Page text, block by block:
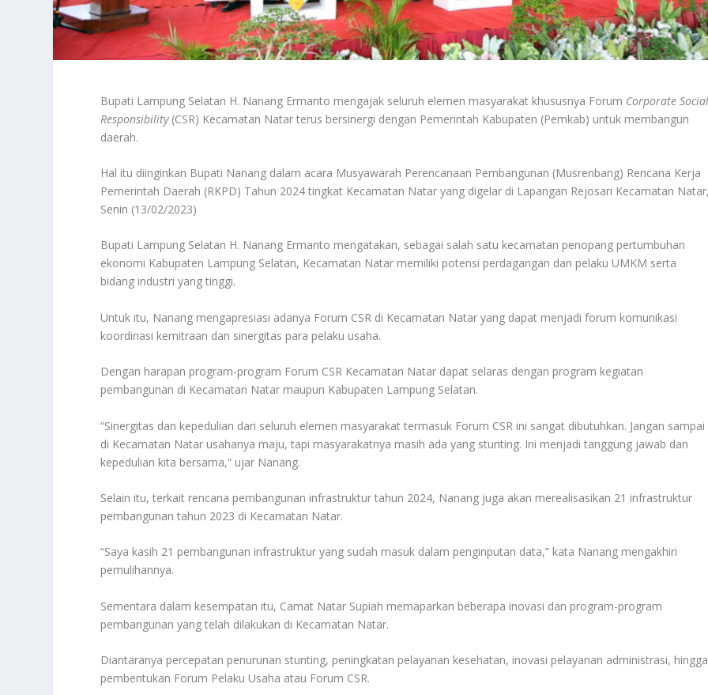
Bupati Lampung Selatan H. Nanang Ermanto mengajak seluruh elemen masyarakat khususnya Forum Corporate
Responsibility(CSR) Kecamatan Natar terus bersinergi dengan Pemerintah Kabupaten (Pemkab) untuk membangun
daerah.
Hal itu diinginkan Bupati Nanang dalam acara Musyawarah Perencanaan Pembangunan (Musrenbang) Rencana Kerja
Pemerintah Daerah (RKPD) Tahun 2024 tingkat Kecamatan Natar yang digelar di Lapangan Rejosari Kecamatan
Senin (13/02/2023)
Bupati Lampung Selatan H. Nanang Ermanto mengatakan, sebagai salah satu kecamatan penopang pertumbuhan
ekonomi Kabupaten Lampung Selatan, Kecamatan Natar memiliki potensi perdagangan dan pelaku UMKM serta
bidang industri yang tinggi.
Untuk itu, Nanang mengapresiasi adanya Forum CSR di Kecamatan Natar yang dapat menjadi forum komunikasi
koordinasi kemitraan dan sinergitas para pelaku usaha.
Dengan harapan program-program Forum CSR Kecamatan Natar dapat selaras dengan program kegiatan
pembangunan di Kecamatan Natar maupun Kabupaten Lampung Selatan.
“Sinergitas dan kepedulian dari seluruh elemen masyarakat termasuk Forum CSR ini sangat dibutuhkan. Jangan sampai
di Kecamatan Natar usahanya maju, tapi masyarakatnya masih ada yang stunting. Ini menjadi tanggung jawab dan
kepedulian kita bersama,” ujar Nanang.
Selain itu, terkait rencana pembangunan infrastruktur tahun 2024, Nanang juga akan merealisasikan 21 infrastruktur
pembangunan tahun 2023 di Kecamatan Natar.
“Saya kasih 21 pembangunan infrastruktur yang sudah masuk dalam penginputan data,” kata Nanang mengakhiri
pemulihannya.
Sementara dalam kesempatan itu, Camat Natar Supiah memaparkan beberapa inovasi dan program-program
pembangunan yang telah dilakukan di Kecamatan Natar.
Diantaranya percepatan penurunan stunting, peningkatan pelayanan kesehatan, inovasi pelayanan administrasi, hingga
pembentukan Forum Pelaku Usaha atau Forum CSR.